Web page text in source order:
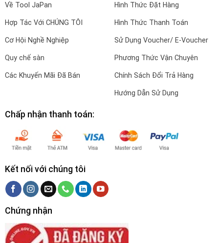
Về Tool JaPan
Hợp Tác Với CHÚNG TÔI
Cơ Hội Nghề Nghiệp
Quy chế sàn
Các Khuyến Mãi Đã Bán
Hình Thức Đặt Hàng
Hình Thức Thanh Toán
Sử Dụng Voucher/ E-Voucher
Phương Thức Vận Chuyên
Chính Sách Đổi Trả Hàng
Hướng Dẫn Sử Dụng
Chấp nhận thanh toán:
Kết nối với chúng tôi
Chứng nhận